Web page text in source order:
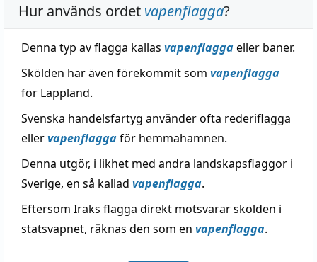
Hur används ordet vapenflagga?
Denna typ av flagga kallas vapenflaggaeller baner.
Skölden har även förekommit som vapenflagga
för Lappland.
Svenska handelsfartyg använder ofta rederiflagga
ellervapenflaggaför hemmahamnen.
Denna utgör, i likhet med andra landskapsflaggor i
Sverige, en så kallad vapenflagga.
Eftersom Iraks flagga direkt motsvarar skölden i
statsvapnet, räknas den som en vapenflagga.